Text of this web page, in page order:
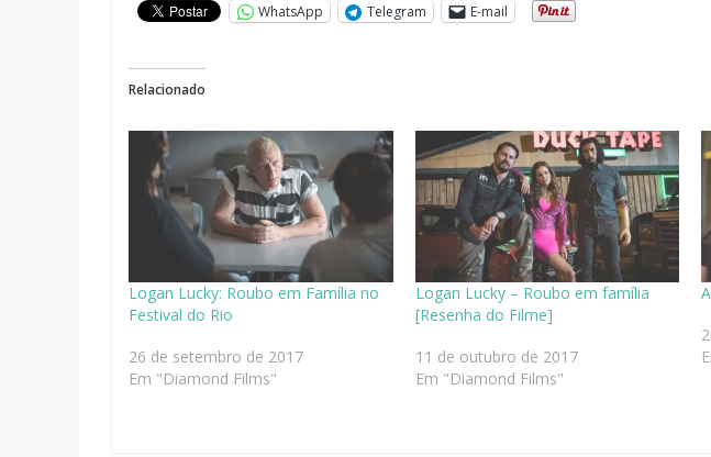
WhatsApp Telegram E-mail
Relacionado
Logan Lucky: Roubo em Família no
Festival do Rio
26 de setembro de 2017
Em "Diamond Films"
Logan Lucky – Roubo em família
[Resenha do Filme]
11 de outubro de 2017
Em "Diamond Films"